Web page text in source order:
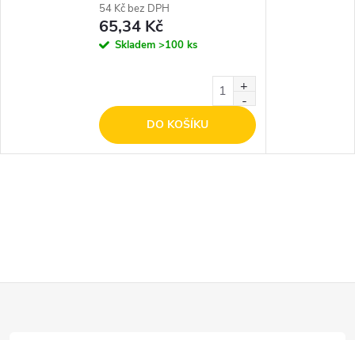
54 Kč bez DPH
65,34 Kč
Skladem >100 ks
DO KOŠÍKU